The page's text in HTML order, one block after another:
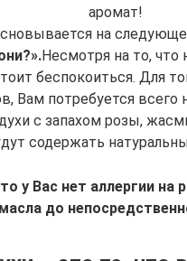
аромат!
на
Несмотря на то,
беспокоиться. Для
Вам потребуется всего
с запахом розы,
содержать
у Вас нет аллергии на
до